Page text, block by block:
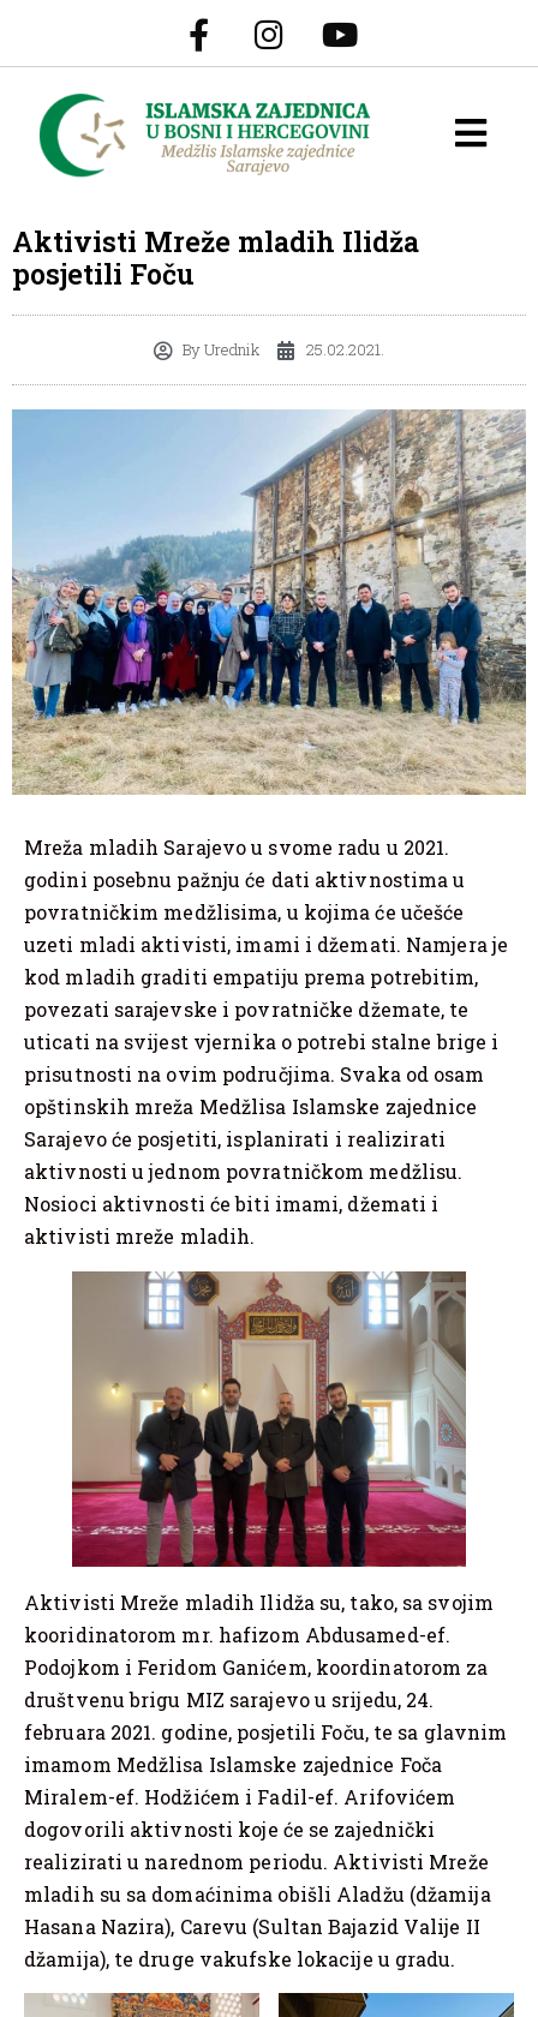
Aktivisti Mreže mladih Ilidža
posjetili Foču
ByUrednik 25.02.2021.
Mreža mladih Sarajevo u svome radu u 2021.
godini posebnu pažnju će dati aktivnostima u
povratničkim medžlisima, u kojima će učešće
uzeti mladi aktivisti, imami i džemati. Namjera je
kod mladih graditi empatiju prema potrebitim,
povezati sarajevske i povratničke džemate, te
uticati na svijest vjernika o potrebi stalne brige i
prisutnosti na ovim područjima. Svaka od osam
opštinskih mreža Medžlisa Islamske zajednice
Sarajevo će posjetiti, isplanirati i realizirati
aktivnosti u jednom povratničkom medžlisu.
Nosioci aktivnosti će biti imami, džemati i
aktivisti mreže mladih.
Aktivisti Mreže mladih Ilidža su, tako, sa svojim
kooridinatorom mr. hafizom Abdusamed-ef.
Podojkom i Feridom Ganićem, koordinatorom za
društvenu brigu MIZ sarajevo u srijedu, 24.
februara 2021. godine, posjetili Foču, te sa glavnim
imamom Medžlisa Islamske zajednice Foča
Miralem-ef. Hodžićem i Fadil-ef. Arifovićem
dogovorili aktivnosti koje će se zajednički
realizirati u narednom periodu. Aktivisti Mreže
mladih su sa domaćinima obišli Aladžu (džamija
Hasana Nazira), Carevu (Sultan Bajazid Valije II
džamija), te druge vakufske lokacije u gradu.